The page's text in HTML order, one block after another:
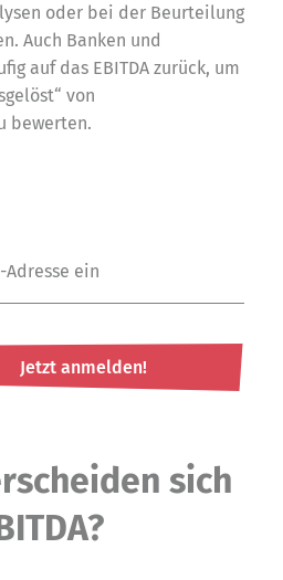
oder bei der Beurteilung
Auch Banken und
auf das EBITDA zurück, um
von
bewerten.
Jetzt anmelden!
sich